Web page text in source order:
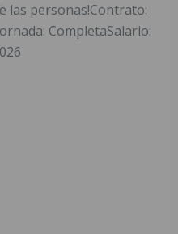
las personas!Contrato:
CompletaSalario: